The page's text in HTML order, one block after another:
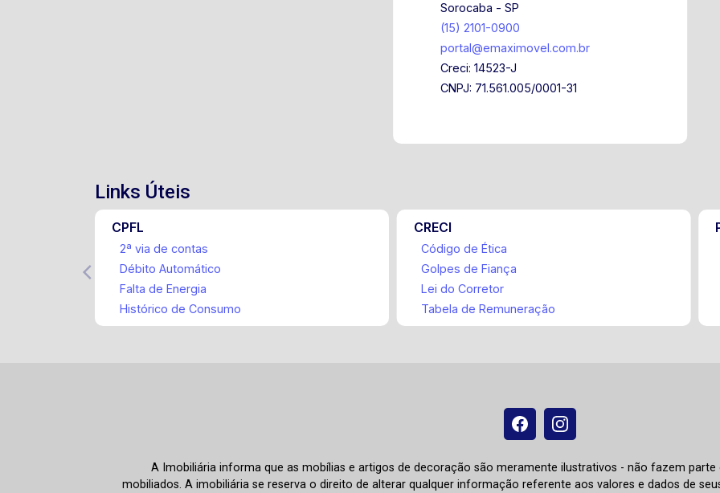
Sorocaba - SP
(15) 2101-0900
portal@emaximovel.com.br
Creci: 14523-J
CNPJ: 71.561.005/0001-31
Links Úteis
CPFL
2ª via de contas
Débito Automático
Falta de Energia
Histórico de Consumo
CRECI
Código de Ética
Golpes de Fiança
Lei do Corretor
Tabela de Remuneração
A Imobiliária informa que as mobílias e artigos de decoração são meramente ilustrativos - não fazem
mobiliados. A imobiliária se reserva o direito de alterar qualquer informação referente aos valores e dados de